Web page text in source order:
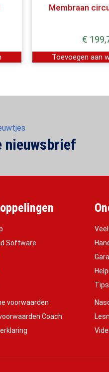
Membraan
€
Toevoegen aan
nieuwsbrief
Software
voorwaarden
Coach